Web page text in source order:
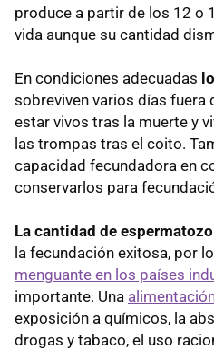
produce a partir de los 12 o
vida aunque su cantidad
En condiciones adecuadas
sobreviven varios días fuera
estar vivos tras la muerte y
las trompas tras el coito.
capacidad fecundadora en
conservarlos para
La cantidad de
la fecundación exitosa, por
menguante en los países
importante. Una
exposición a químicos, la
drogas y tabaco, el uso